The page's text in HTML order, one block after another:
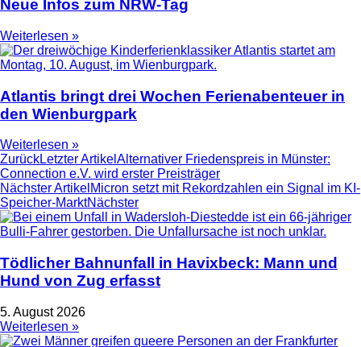
Neue Infos zum NRW-Tag
Weiterlesen »
Atlantis bringt drei Wochen Ferienabenteuer in
den Wienburgpark
Weiterlesen »
ZurückLetzter Artikel Alternativer Friedenspreis in Münster:
Connection e.V. wird erster Preisträger
Nächster Artikel Micron setzt mit Rekordzahlen ein Signal im KI-
Speicher-MarktNächster
Tödlicher Bahnunfall in Havixbeck: Mann und
Hund von Zug erfasst
5. August 2026
Weiterlesen »